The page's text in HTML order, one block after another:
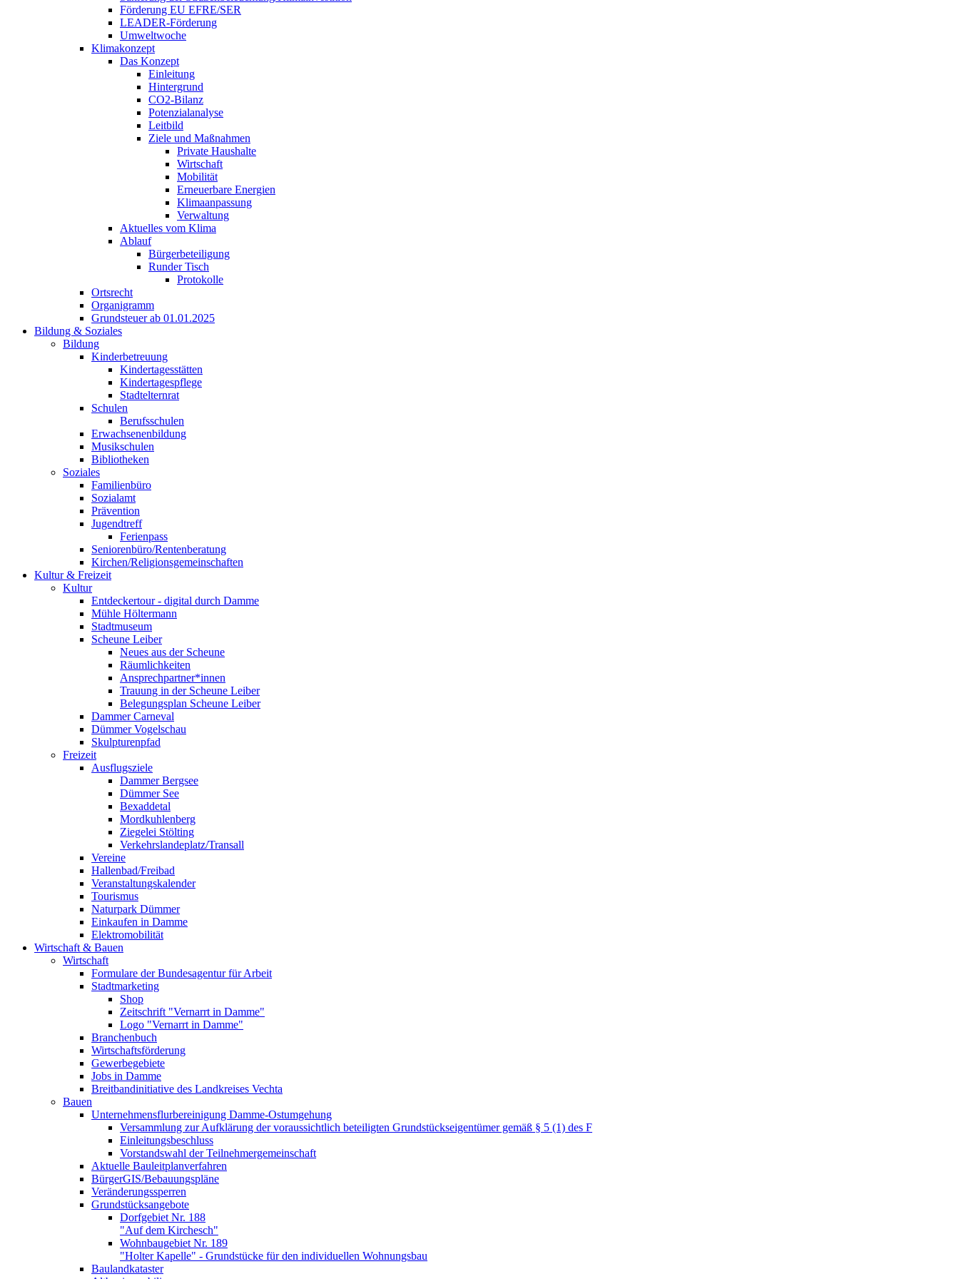
Förderung EU EFRE/SER
LEADER-Förderung
Umweltwoche
Klimakonzept
Das Konzept
Einleitung
Hintergrund
CO2-Bilanz
Potenzialanalyse
Leitbild
Ziele und Maßnahmen
Private Haushalte
Wirtschaft
Mobilität
Erneuerbare Energien
Klimaanpassung
Verwaltung
Aktuelles vom Klima
Ablauf
Bürgerbeteiligung
Runder Tisch
Protokolle
Ortsrecht
Organigramm
Grundsteuer ab 01.01.2025
Bildung & Soziales
Bildung
Kinderbetreuung
Kindertagesstätten
Kindertagespflege
Stadtelternrat
Schulen
Berufsschulen
Erwachsenenbildung
Musikschulen
Bibliotheken
Soziales
Familienbüro
Sozialamt
Prävention
Jugendtreff
Ferienpass
Seniorenbüro/Rentenberatung
Kirchen/Religionsgemeinschaften
Kultur & Freizeit
Kultur
Entdeckertour - digital durch Damme
Mühle Höltermann
Stadtmuseum
Scheune Leiber
Neues aus der Scheune
Räumlichkeiten
Ansprechpartner*innen
Trauung in der Scheune Leiber
Belegungsplan Scheune Leiber
Dammer Carneval
Dümmer Vogelschau
Skulpturenpfad
Freizeit
Ausflugsziele
Dammer Bergsee
Dümmer See
Bexaddetal
Mordkuhlenberg
Ziegelei Stölting
Verkehrslandeplatz/Transall
Vereine
Hallenbad/Freibad
Veranstaltungskalender
Tourismus
Naturpark Dümmer
Einkaufen in Damme
Elektromobilität
Wirtschaft & Bauen
Wirtschaft
Formulare der Bundesagentur für Arbeit
Stadtmarketing
Shop
Zeitschrift "Vernarrt in Damme"
Logo "Vernarrt in Damme"
Branchenbuch
Wirtschaftsförderung
Gewerbegebiete
Jobs in Damme
Breitbandinitiative des Landkreises Vechta
Bauen
Unternehmensflurbereinigung Damme-Ostumgehung
Versammlung zur Aufklärung der voraussichtlich beteiligten Grundstückseigentümer gemäß § 5 (1) des F
Einleitungsbeschluss
Vorstandswahl der Teilnehmergemeinschaft
Aktuelle Bauleitplanverfahren
BürgerGIS/Bebauungspläne
Veränderungssperren
Grundstücksangebote
Dorfgebiet Nr. 188
"Auf dem Kirchesch"
Wohnbaugebiet Nr. 189
"Holter Kapelle" - Grundstücke für den individuellen Wohnungsbau
Baulandkataster